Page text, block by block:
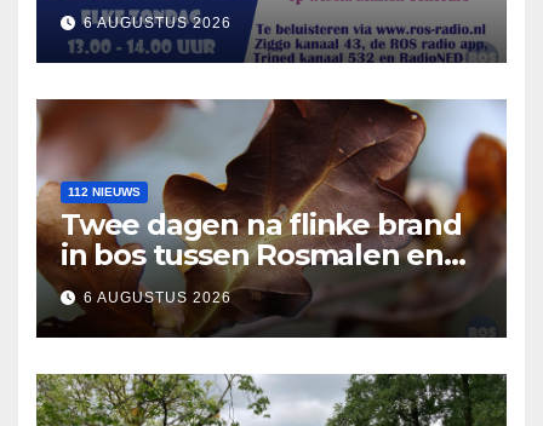
6 AUGUSTUS 2026
112 NIEUWS
Twee dagen na flinke brand
in bos tussen Rosmalen en
Nuland
6 AUGUSTUS 2026